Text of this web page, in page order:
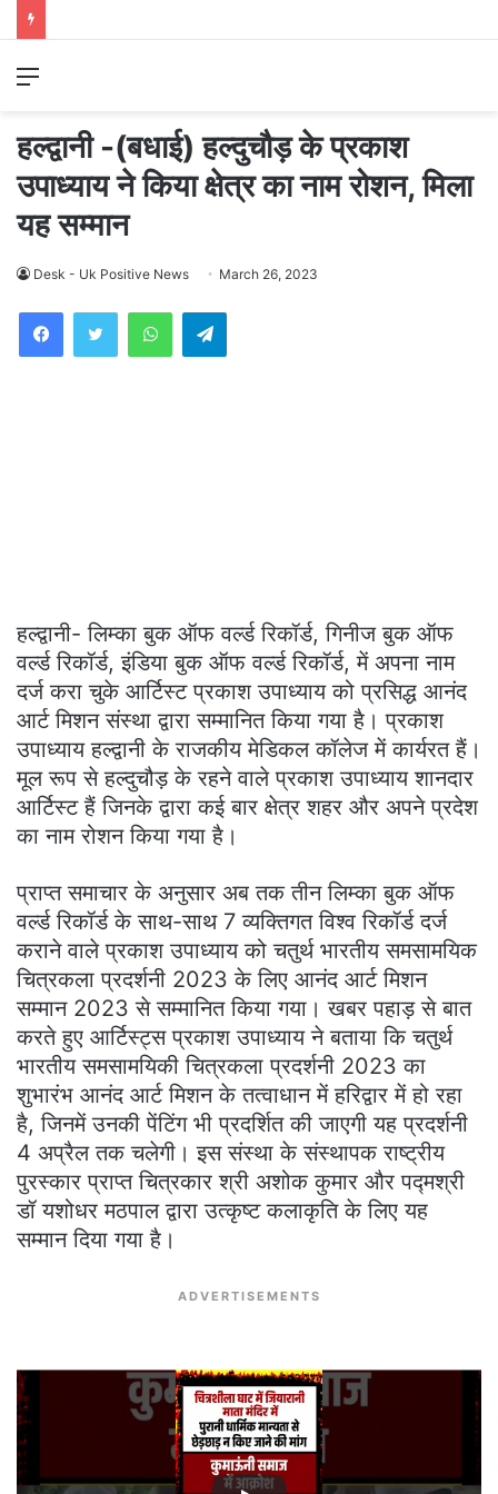
Menu
हल्द्वानी -(बधाई) हल्दुचौड़ के प्रकाश
उपाध्याय ने किया क्षेत्र का नाम रोशन, मिला
यह सम्मान
Desk - Uk Positive News March 26, 2023
WhatsAppTelegram
हल्द्वानी- लिम्का बुक ऑफ वर्ल्ड रिकॉर्ड, गिनीज बुक ऑफ
वर्ल्ड रिकॉर्ड, इंडिया बुक ऑफ वर्ल्ड रिकॉर्ड, में अपना नाम
दर्ज करा चुके आर्टिस्ट प्रकाश उपाध्याय को प्रसिद्ध आनंद
आर्ट मिशन संस्था द्वारा सम्मानित किया गया है। प्रकाश
उपाध्याय हल्द्वानी के राजकीय मेडिकल कॉलेज में कार्यरत हैं।
मूल रूप से हल्दुचौड़ के रहने वाले प्रकाश उपाध्याय शानदार
आर्टिस्ट हैं जिनके द्वारा कई बार क्षेत्र शहर और अपने प्रदेश
का नाम रोशन किया गया है।
प्राप्त समाचार के अनुसार अब तक तीन लिम्का बुक ऑफ
वर्ल्ड रिकॉर्ड के साथ-साथ 7 व्यक्तिगत विश्व रिकॉर्ड दर्ज
कराने वाले प्रकाश उपाध्याय को चतुर्थ भारतीय समसामयिक
चित्रकला प्रदर्शनी 2023 के लिए आनंद आर्ट मिशन
सम्मान 2023 से सम्मानित किया गया। खबर पहाड़ से बात
करते हुए आर्टिस्ट्स प्रकाश उपाध्याय ने बताया कि चतुर्थ
भारतीय समसामयिकी चित्रकला प्रदर्शनी 2023 का
शुभारंभ आनंद आर्ट मिशन के तत्वाधान में हरिद्वार में हो रहा
है, जिनमें उनकी पेंटिंग भी प्रदर्शित की जाएगी यह प्रदर्शनी
4 अप्रैल तक चलेगी। इस संस्था के संस्थापक राष्ट्रीय
पुरस्कार प्राप्त चित्रकार श्री अशोक कुमार और पद्मश्री
डॉ यशोधर मठपाल द्वारा उत्कृष्ट कलाकृति के लिए यह
सम्मान दिया गया है।
ADVERTISEMENTS